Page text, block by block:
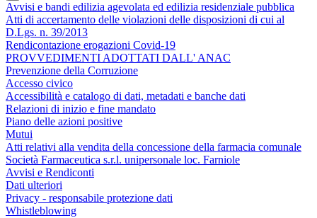
Avvisi e bandi edilizia agevolata ed edilizia residenziale pubblica
Atti di accertamento delle violazioni delle disposizioni di cui al
D.Lgs. n. 39/2013
Rendicontazione erogazioni Covid-19
PROVVEDIMENTI ADOTTATI DALL' ANAC
Prevenzione della Corruzione
Accesso civico
Accessibilità e catalogo di dati, metadati e banche dati
Relazioni di inizio e fine mandato
Piano delle azioni positive
Mutui
Atti relativi alla vendita della concessione della farmacia comunale
Società Farmaceutica s.r.l. unipersonale loc. Farniole
Avvisi e Rendiconti
Dati ulteriori
Privacy - responsabile protezione dati
Whistleblowing